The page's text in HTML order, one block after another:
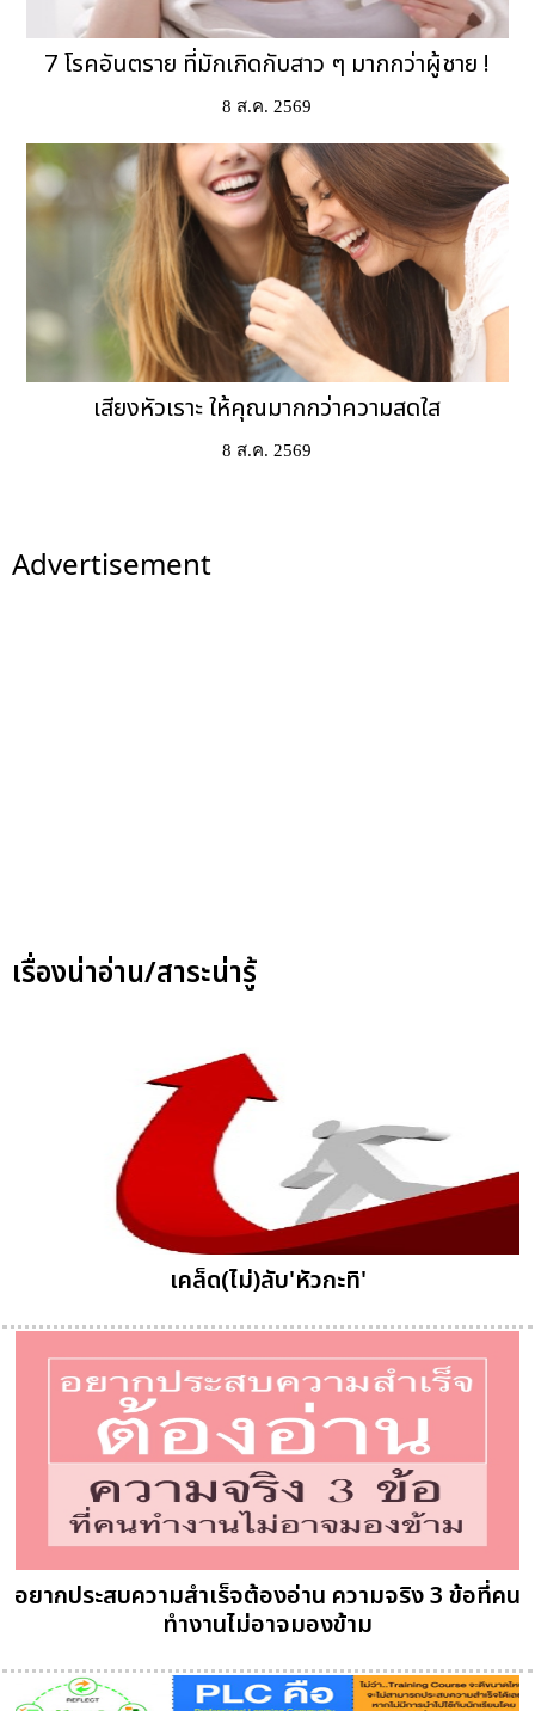
7 โรคอันตราย ที่มักเกิดกับสาว ๆ มากกว่าผู้ชาย !
8 ส.ค. 2569
เสียงหัวเราะ ให้คุณมากกว่าความสดใส
8 ส.ค. 2569
Advertisement
เรื่องน่าอ่าน/สาระน่ารู้
เคล็ด(ไม่)ลับ'หัวกะทิ'
อยากประสบความสำเร็จต้องอ่าน ความจริง 3 ข้อที่คน
ทำงานไม่อาจมองข้าม